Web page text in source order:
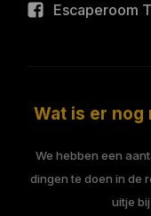
Escaperoom
Wat is er nog
We hebben een
dingen te doen in de
uitje